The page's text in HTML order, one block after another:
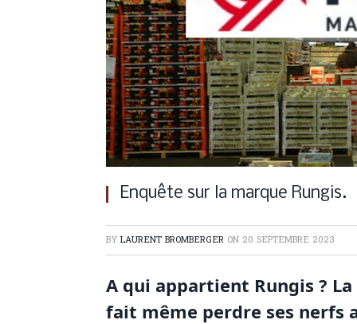
Enquête sur la marque Rungis.
BY LAURENT BROMBERGER ON 20 SEPTEMBRE 2023
A qui appartient Rungis ?
fait même perdre ses nerfs